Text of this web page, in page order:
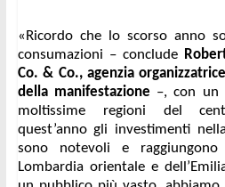
«Ricordo che lo scorso anno
consumazioni – conclude
Co. & Co., agenzia
della manifestazione –, con un
moltissime regioni del
quest’anno gli investimenti
sono notevoli e
Lombardia orientale e